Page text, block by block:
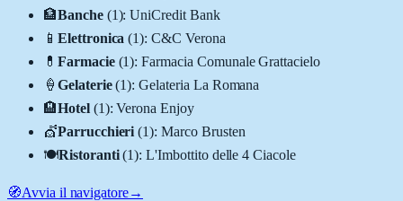
🏦Banche (1):UniCredit Bank
📱 Elettronica (1):C&C Verona
💊 Farmacie (1):Farmacia Comunale Grattacielo
🍦 Gelaterie (1):Gelateria La Romana
🏨Hotel (1):Verona Enjoy
💇Parrucchieri (1):Marco Brusten
🍽️Ristoranti (1):L'Imbottito delle 4 Ciacole
🧭Avvia il navigatore→